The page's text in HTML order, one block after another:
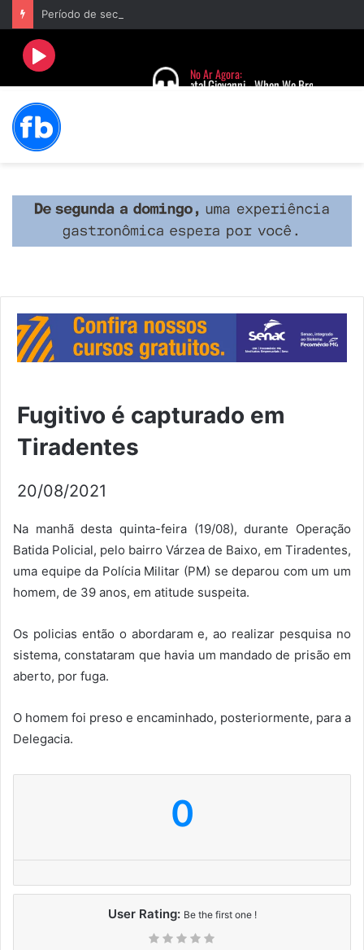
Fugitivo é capturado em
Tiradentes
20/08/2021
Na manhã desta quinta-feira (19/08), durante Operação
Batida Policial, pelo bairro Várzea de Baixo, em Tiradentes,
uma equipe da Polícia Militar (PM) se deparou com um um
homem, de 39 anos, em atitude suspeita.
Os policias então o abordaram e, ao realizar pesquisa no
sistema, constataram que havia um mandado de prisão em
aberto, por fuga.
O homem foi preso e encaminhado, posteriormente, para a
Delegacia.
0
User Rating: Be the first one !